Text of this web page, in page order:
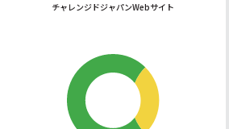
チャレンジドジャパンWebサイト